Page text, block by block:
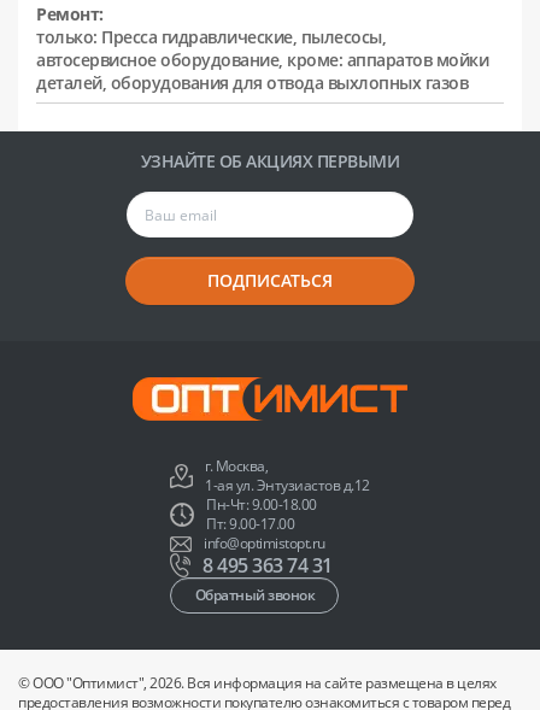
Ремонт:
только: Пресса гидравлические, пылесосы,
автосервисное оборудование, кроме: аппаратов мойки
деталей, оборудования для отвода выхлопных газов
УЗНАЙТЕ ОБ АКЦИЯХ ПЕРВЫМИ
ПОДПИСАТЬСЯ
г. Москва,
1-ая ул. Энтузиастов д.12
Пн-Чт: 9.00-18.00
Пт: 9.00-17.00
info@optimistopt.ru
8 495 363 74 31
Обратный звонок
© ООО "Оптимист", 2026. Вся информация на сайте размещена в целях
предоставления возможности покупателю ознакомиться с товаром перед